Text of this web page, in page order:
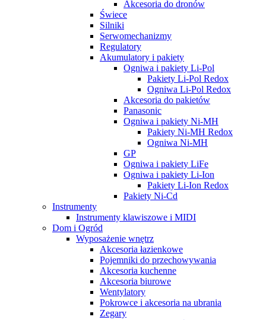
Akcesoria do dronów
Świece
Silniki
Serwomechanizmy
Regulatory
Akumulatory i pakiety
Ogniwa i pakiety Li-Pol
Pakiety Li-Pol Redox
Ogniwa Li-Pol Redox
Akcesoria do pakietów
Panasonic
Ogniwa i pakiety Ni-MH
Pakiety Ni-MH Redox
Ogniwa Ni-MH
GP
Ogniwa i pakiety LiFe
Ogniwa i pakiety Li-Ion
Pakiety Li-Ion Redox
Pakiety Ni-Cd
Instrumenty
Instrumenty klawiszowe i MIDI
Dom i Ogród
Wyposażenie wnętrz
Akcesoria łazienkowe
Pojemniki do przechowywania
Akcesoria kuchenne
Akcesoria biurowe
Wentylatory
Pokrowce i akcesoria na ubrania
Zegary